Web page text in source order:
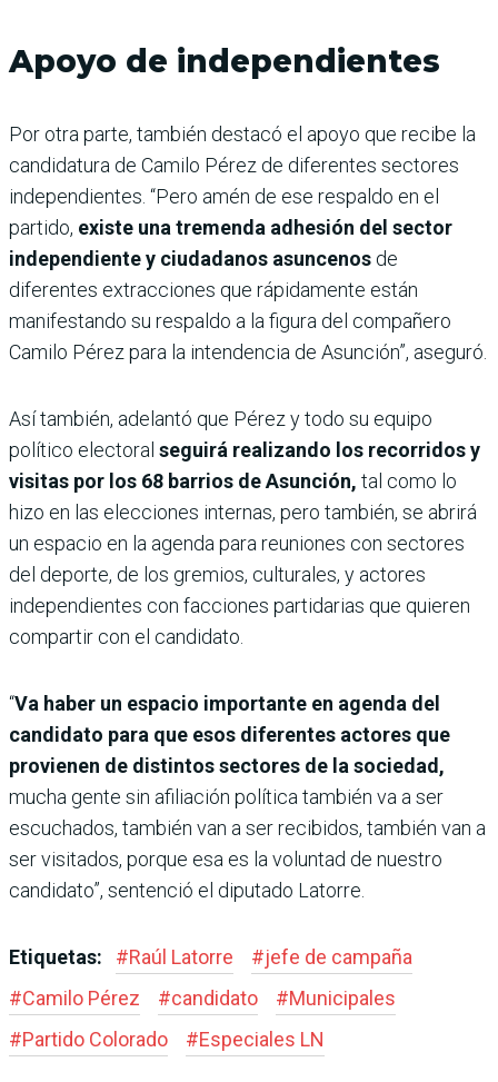
Apoyo de independientes
Por otra parte, también destacó el apoyo que recibe la
candidatura de Camilo Pérez de diferentes sectores
independientes. “Pero amén de ese respaldo en el
partido, existe una tremenda adhesión del sector
independiente y ciudadanos asuncenos de
diferentes extracciones que rápidamente están
manifestando su respaldo a la figura del compañero
Camilo Pérez para la intendencia de Asunción”, aseguró.
Así también, adelantó que Pérez y todo su equipo
político electoral seguirá realizando los recorridos y
visitas por los 68 barrios de Asunción, tal como lo
hizo en las elecciones internas, pero también, se abrirá
un espacio en la agenda para reuniones con sectores
del deporte, de los gremios, culturales, y actores
independientes con facciones partidarias que quieren
compartir con el candidato.
“Va haber un espacio importante en agenda del
candidato para que esos diferentes actores que
provienen de distintos sectores de la sociedad,
mucha gente sin afiliación política también va a ser
escuchados, también van a ser recibidos, también van a
ser visitados, porque esa es la voluntad de nuestro
candidato”, sentenció el diputado Latorre.
Etiquetas: #Raúl Latorre #jefe de campaña
#Camilo Pérez #candidato #Municipales
#Partido Colorado #Especiales LN